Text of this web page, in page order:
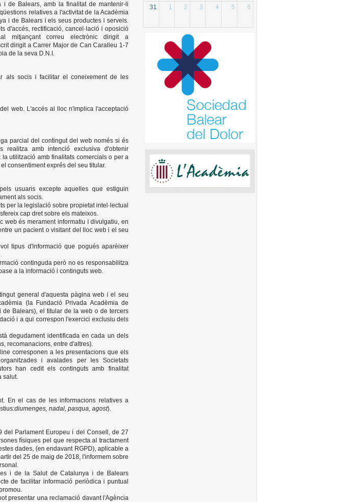
de Balears, amb la finalitat de mantenir-li
relatives a l'activitat de la Acadèmia
i de Balears i els seus productes i serveis.
d'accés, rectificació, cancel·lació i oposició
mitjançant correu electrònic dirigit a
dirigit a Carrer Major de Can Caralleu 1-7
de la seva D.N.I.
als socis i facilitar el coneixement de les
web. L'accés al lloc n'implica l'acceptació
parcial del contingut del web només si és
amb intenció exclusiva d'obtenir
utilització amb finalitats comercials o per a
consentiment exprés del seu titular.
usuaris excepte aquelles que estiguin
als socis.
per la legislació sobre propietat intel·lectual
cap dret sobre els mateixos.
web és merament informatiu i divulgatiu, en
un pacient o visitant del lloc web i el seu
tipus d'informació que pogués aparèixer
continguda però no es responsabilitza
a la informació i continguts web.
general d'aquesta pàgina web i el seu
(la Fundació Privada Acadèmia de
Balears), el titular de la web o de tercers
i a qui correspon l'exercici exclusiu dels
degudament identificada en cada un dels
recomanacions, entre d'altres).
corresponen a les presentacions que els
i avalades per les Societats
han cedit els continguts amb finalitat
salut.
En el cas de les informacions relatives a
diumenges, nadal, pasqua, agost).
del Parlament Europeu i del Consell, de 27
físiques pel que respecta al tractament
dades, (en endavant RGPD), aplicable a
del 25 de maig de 2018, l'informem sobre
i de la Salut de Catalunya i de Balears
de facilitar informació periòdica i puntual
presentar una reclamació davant l'Agència
31 1 2 3 4 5 6